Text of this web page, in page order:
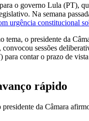
o governo Lula (PT),
Na semana
urgência constitucional
tema, o presidente da
, convocou sessões
para contar o prazo de vista
rápido
presidente da Câmara